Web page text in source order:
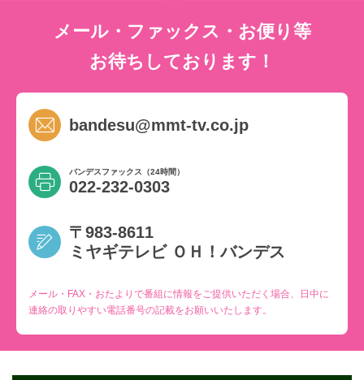
メール・ファックス・お便り等
お待ちしております！
bandesu@mmt-tv.co.jp
バンデスファックス（24時間）
022-232-0303
〒983-8611
ミヤギテレビ ＯＨ！バンデス
メール・FAX・おたよりで番組に情報をご提供いただく場合、日中に
連絡の取りやすい電話番号の記載をお願いいたします。